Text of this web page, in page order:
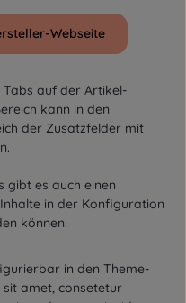
Webseite
Tabs auf der Artikel-
kann in den
der Zusatzfelder mit
gibt es auch einen
in der Konfiguration
können.
in den Theme-
amet, consetetur